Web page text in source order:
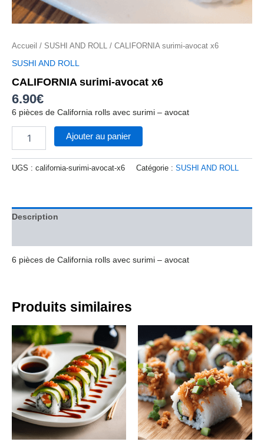
Accueil / SUSHI AND ROLL / CALIFORNIA surimi-avocat x6
SUSHI AND ROLL
CALIFORNIA surimi-avocat x6
6.90€
6 pièces de California rolls avec surimi – avocat
Ajouter au panier
UGS : california-surimi-avocat-x6 Catégorie : SUSHI AND ROLL
Description
6 pièces de California rolls avec surimi – avocat
Produits similaires